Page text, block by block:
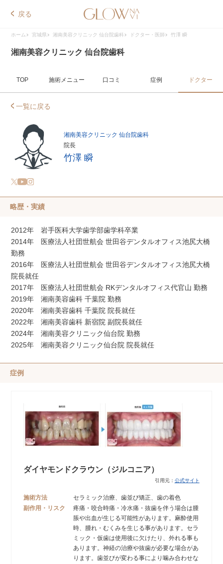
戻る
ホーム 宮城県 湘南美容クリニック 仙台院歯科 ドクター・医師 竹澤 瞬
湘南美容クリニック 仙台院歯科
TOP 施術メニュー 口コミ 症例 ドクター
一覧に戻る
湘南美容クリニック 仙台院歯科
院長
竹澤 瞬
略歴・実績
2012年 岩手医科大学歯学部歯学科卒業
2014年 医療法人社団世航会 世田谷デンタルオフィス池尻大橋
勤務
2016年 医療法人社団世航会 世田谷デンタルオフィス池尻大橋
院長就任
2017年 医療法人社団世航会 RKデンタルオフィス代官山 勤務
2019年 湘南美容歯科 千葉院 勤務
2020年 湘南美容歯科 千葉院 院長就任
2022年 湘南美容歯科 新宿院 副院長就任
2024年 湘南美容クリニック仙台院 勤務
2025年 湘南美容クリニック仙台院 院長就任
症例
ダイヤモンドクラウン（ジルコニア）
引用元： 公式サイト
施術方法
セラミック治療、歯並び矯正、歯の着色
副作用・リスク
疼痛・咬合時痛・冷水痛・抜歯を伴う場合は腫
脹や出血が生じる可能性があります。麻酔使用
時、腫れ・むくみを生じる事があります。セラ
ミック・仮歯は使用後に欠けたり、外れる事も
あります。神経の治療や抜歯が必要な場合があ
ります。歯並びが変わる事により噛み合わせな